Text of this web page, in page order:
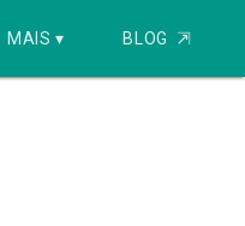
MAIS ▾ BLOG ⇱